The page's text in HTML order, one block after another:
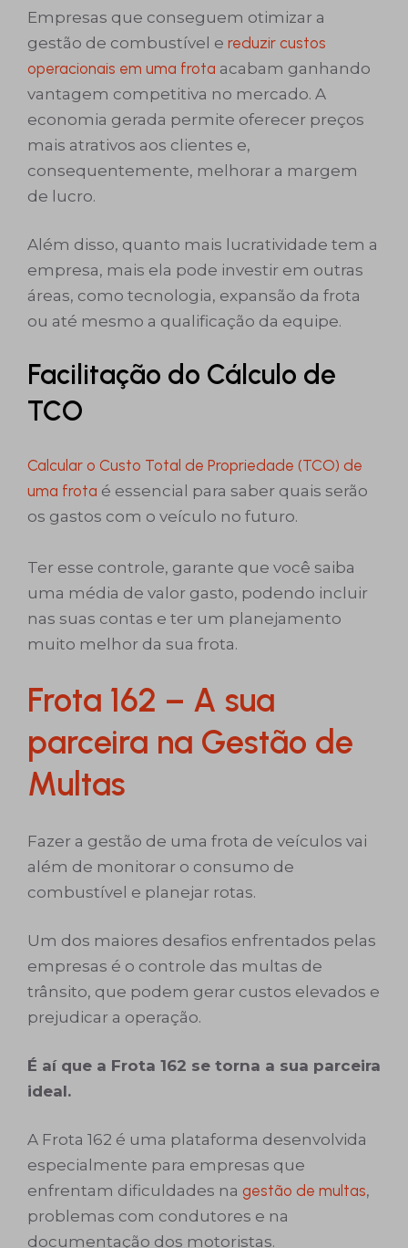
Empresas que conseguem otimizar a
gestão de combustível e reduzir custos
operacionais em uma frota acabam ganhando
vantagem competitiva no mercado. A
economia gerada permite oferecer preços
mais atrativos aos clientes e,
consequentemente, melhorar a margem
de lucro.
Além disso, quanto mais lucratividade tem a
empresa, mais ela pode investir em outras
áreas, como tecnologia, expansão da frota
ou até mesmo a qualificação da equipe.
Facilitação do Cálculo de
TCO
Calcular o Custo Total de Propriedade (TCO) de
uma frota é essencial para saber quais serão
os gastos com o veículo no futuro.
Ter esse controle, garante que você saiba
uma média de valor gasto, podendo incluir
nas suas contas e ter um planejamento
muito melhor da sua frota.
Frota 162 – A sua
parceira na Gestão de
Multas
Fazer a gestão de uma frota de veículos vai
além de monitorar o consumo de
combustível e planejar rotas.
Um dos maiores desafios enfrentados pelas
empresas é o controle das multas de
trânsito, que podem gerar custos elevados e
prejudicar a operação.
É aí que a Frota 162 se torna a sua parceira
ideal.
A Frota 162 é uma plataforma desenvolvida
especialmente para empresas que
enfrentam dificuldades na gestão de multas,
problemas com condutores e na
documentação dos motoristas.